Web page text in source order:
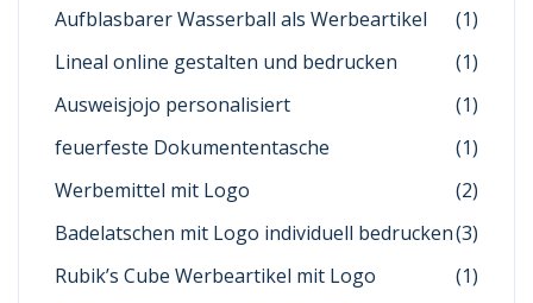
Aufblasbarer Wasserball als Werbeartikel
(1)
Lineal online gestalten und bedrucken
(1)
Ausweisjojo personalisiert
(1)
feuerfeste Dokumententasche
(1)
Werbemittel mit Logo
(2)
Badelatschen mit Logo individuell bedrucken(3)
Rubik’s Cube Werbeartikel mit Logo
(1)